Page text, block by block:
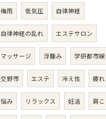
梅雨 低気圧 自律神経
自律神経の乱れ エステサロン
マッサージ 浮腫み 学研都市線
交野市 エステ 冷え性 疲れ
悩み リラックス 妊活 肩こ